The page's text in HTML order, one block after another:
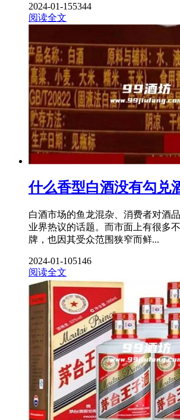
2024-01-155344
阅读全文
什么香型白酒没有勾兑
白酒市场的鱼龙混杂、消费者对酒
业界热议的话题。而市面上有很多
牌，也因其受众范围狭窄而鲜...
2024-01-105146
阅读全文